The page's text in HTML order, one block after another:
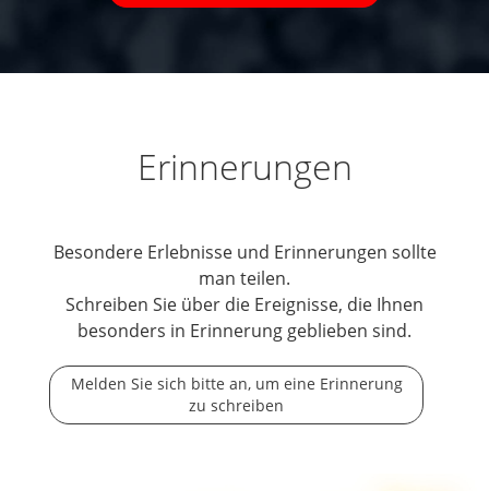
Erinnerungen
Besondere Erlebnisse und Erinnerungen sollte
man teilen.
Schreiben Sie über die Ereignisse, die Ihnen
besonders in Erinnerung geblieben sind.
Melden Sie sich bitte an, um eine Erinnerung
zu schreiben